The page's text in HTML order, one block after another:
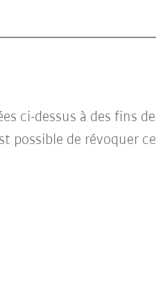
ci-dessus à des fins de
possible de révoquer ce